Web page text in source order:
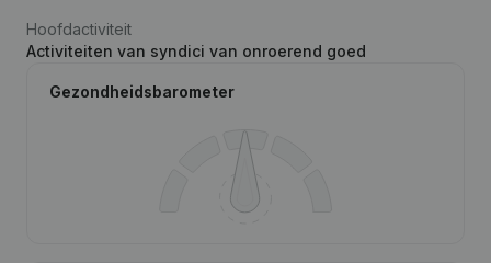
Hoofdactiviteit
Activiteiten van syndici van onroerend goed
Gezondheidsbarometer